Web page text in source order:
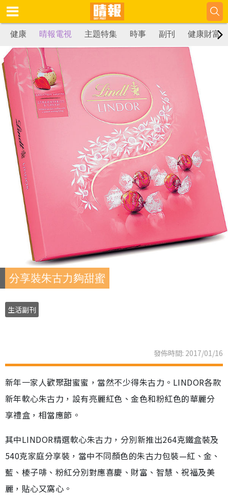
健康 晴報電視 主題特集 時事 副刊 健康財富
分享裝朱古力夠甜蜜
生活副刊
發佈時間: 2017/01/16
新年一家人歡聚甜蜜蜜，當然不少得朱古力。LINDOR各款
新年軟心朱古力，設有亮麗紅色、金色和粉紅色的華麗分
享禮盒，相當應節。
其中LINDOR精選軟心朱古力，分別新推出264克鐵盒裝及
540克家庭分享裝，當中不同顏色的朱古力包裝—紅、金、
藍、榛子啡、粉紅分別對應喜慶、財富、智慧、祝福及美
麗，貼心又窩心。